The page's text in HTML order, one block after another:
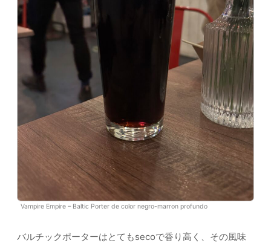
Vampire Empire – Baltic Porter de color negro-marron profundo
バルチックポーターはとてもsecoで香り高く、その風味